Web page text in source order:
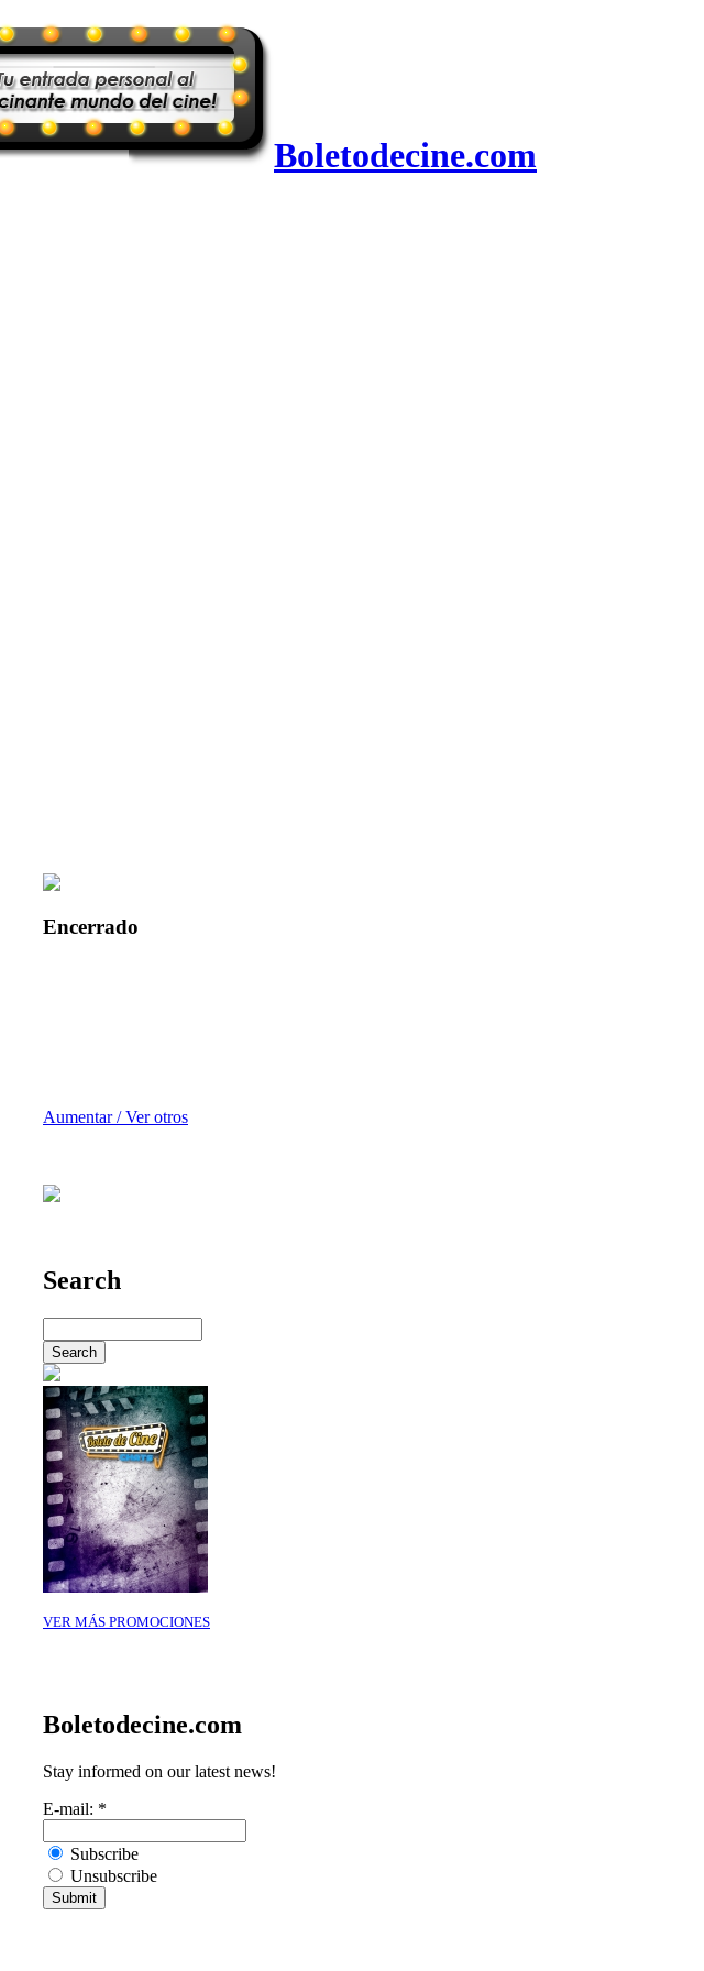
Boletodecine.com
Encerrado
Aumentar / Ver otros
Search
VER MÁS PROMOCIONES
Boletodecine.com
Stay informed on our latest news!
E-mail: *
Subscribe
Unsubscribe